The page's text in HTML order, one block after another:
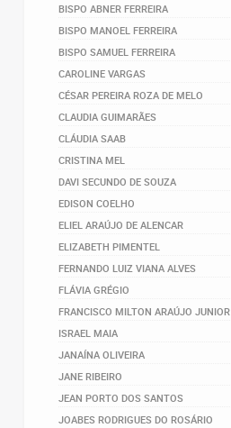
BISPO ABNER FERREIRA
BISPO MANOEL FERREIRA
BISPO SAMUEL FERREIRA
CAROLINE VARGAS
CÉSAR PEREIRA ROZA DE MELO
CLAUDIA GUIMARÃES
CLÁUDIA SAAB
CRISTINA MEL
DAVI SECUNDO DE SOUZA
EDISON COELHO
ELIEL ARAÚJO DE ALENCAR
ELIZABETH PIMENTEL
FERNANDO LUIZ VIANA ALVES
FLÁVIA GRÉGIO
FRANCISCO MILTON ARAÚJO JUNIOR
ISRAEL MAIA
JANAÍNA OLIVEIRA
JANE RIBEIRO
JEAN PORTO DOS SANTOS
JOABES RODRIGUES DO ROSÁRIO